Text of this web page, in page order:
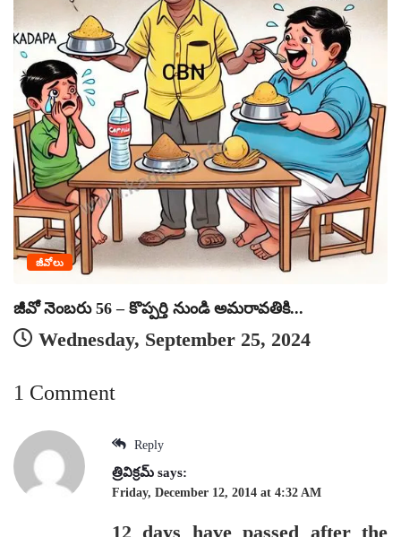
జీవోలు
జీవో నెంబరు 56 – కొప్పర్తి నుండి అమరావతికి...
Wednesday, September 25, 2024
1 Comment
Reply
త్రివిక్రమ్ says:
Friday, December 12, 2014 at 4:32 AM
12 days have passed after the